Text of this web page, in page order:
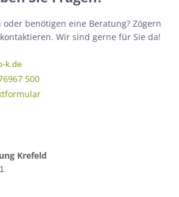
oder benötigen eine Beratung? Zögern
Wir sind gerne für Sie da!
k.de
500
Krefeld